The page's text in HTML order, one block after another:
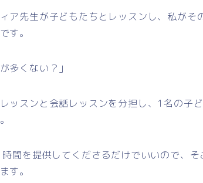
ア先生が子どもたちとレッスンし、私がそ
す。
多くない？」
ッスンと会話レッスンを分担し、1名の子
間を提供してくださるだけでいいので、そ
す。